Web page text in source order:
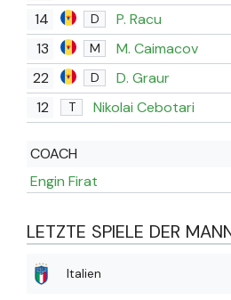
14
D
P. Racu
13
M
M. Caimacov
22
D
D. Graur
12
T Nikolai Cebotari
COACH
Engin Firat
LETZTE SPIELE DER
Italien